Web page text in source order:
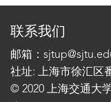
联系我们
邮箱：
社址: 上海市徐汇区
© 2020 上海交通大